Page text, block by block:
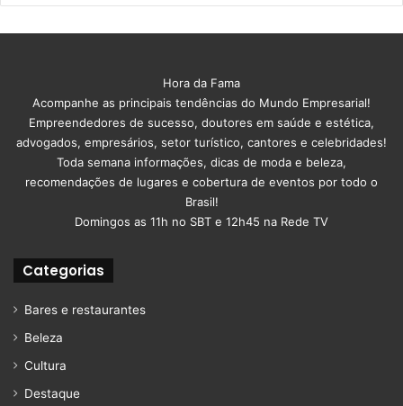
Hora da Fama
Acompanhe as principais tendências do Mundo Empresarial!
Empreendedores de sucesso, doutores em saúde e estética,
advogados, empresários, setor turístico, cantores e celebridades!
Toda semana informações, dicas de moda e beleza,
recomendações de lugares e cobertura de eventos por todo o
Brasil!
Domingos as 11h no SBT e 12h45 na Rede TV
Categorias
Bares e restaurantes
Beleza
Cultura
Destaque